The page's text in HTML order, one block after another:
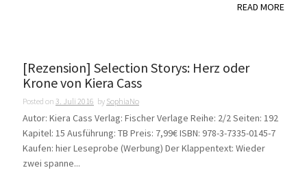
READ MORE
[Rezension] Selection Storys: Herz oder
Krone von Kiera Cass
Posted on 3. Juli 2016 by SophiaNo
Autor: Kiera Cass Verlag: Fischer Verlage Reihe: 2/2 Seiten: 192
Kapitel: 15 Ausführung: TB Preis: 7,99€ ISBN: 978-3-7335-0145-7
Kaufen: hier Leseprobe (Werbung) Der Klappentext: Wieder
zwei spanne...